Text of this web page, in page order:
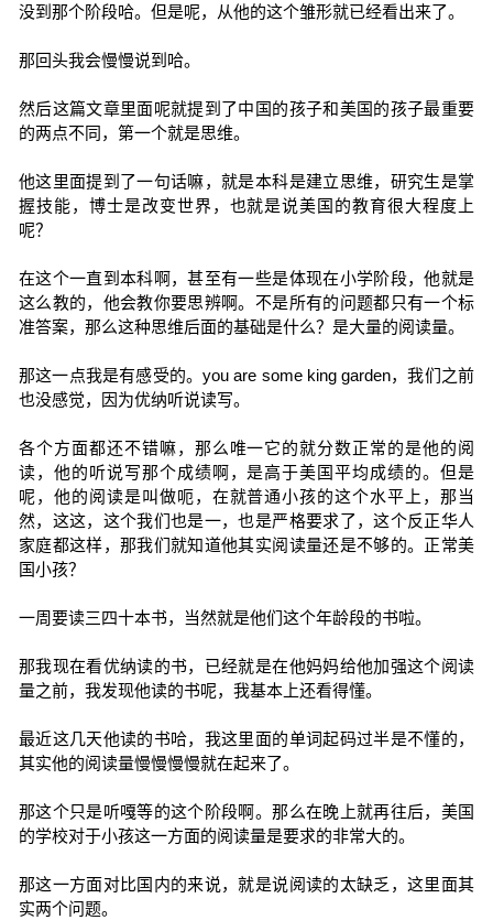
没到那个阶段哈。但是呢，从他的这个雏形就已经看出来了。
那回头我会慢慢说到哈。
然后这篇文章里面呢就提到了中国的孩子和美国的孩子最重要
的两点不同，第一个就是思维。
他这里面提到了一句话嘛，就是本科是建立思维，研究生是掌
握技能，博士是改变世界，也就是说美国的教育很大程度上
呢？
在这个一直到本科啊，甚至有一些是体现在小学阶段，他就是
这么教的，他会教你要思辨啊。不是所有的问题都只有一个标
准答案，那么这种思维后面的基础是什么？是大量的阅读量。
那这一点我是有感受的。you are some king garden，我们之前
也没感觉，因为优纳听说读写。
各个方面都还不错嘛，那么唯一它的就分数正常的是他的阅
读，他的听说写那个成绩啊，是高于美国平均成绩的。但是
呢，他的阅读是叫做呃，在就普通小孩的这个水平上，那当
然，这这，这个我们也是一，也是严格要求了，这个反正华人
家庭都这样，那我们就知道他其实阅读量还是不够的。正常美
国小孩？
一周要读三四十本书，当然就是他们这个年龄段的书啦。
那我现在看优纳读的书，已经就是在他妈妈给他加强这个阅读
量之前，我发现他读的书呢，我基本上还看得懂。
最近这几天他读的书哈，我这里面的单词起码过半是不懂的，
其实他的阅读量慢慢慢慢就在起来了。
那这个只是听嘎等的这个阶段啊。那么在晚上就再往后，美国
的学校对于小孩这一方面的阅读量是要求的非常大的。
那这一方面对比国内的来说，就是说阅读的太缺乏，这里面其
实两个问题。